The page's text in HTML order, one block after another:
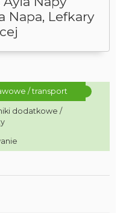
Napa, Lefkary
/ transport
dodatkowe /